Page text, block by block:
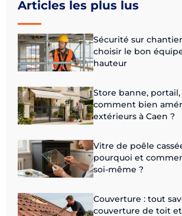
Articles les plus lus
Sécurité sur
choisir le bon
hauteur
Store banne,
comment bien
extérieurs à Caen ?
Vitre de poêle
pourquoi et
soi-même ?
Couverture : tout
couverture de toit